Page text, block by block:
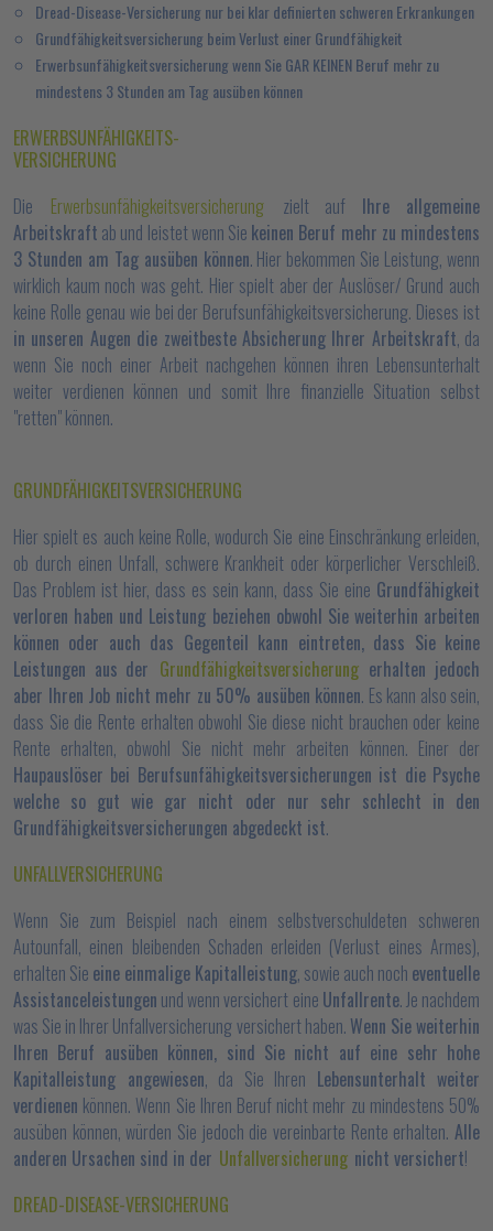
Dread-Disease-Versicherung nur bei klar definierten schweren Erkrankungen
Grundfähigkeitsversicherung beim Verlust einer Grundfähigkeit
Erwerbsunfähigkeitsversicherung wenn Sie GAR KEINEN Beruf mehr zu
mindestens 3 Stunden am Tag ausüben können
ERWERBSUNFÄHIGKEITS-
VERSICHERUNG
Die
Erwerbsunfähigkeitsversicherung zielt auf Ihre allgemeine
Arbeitskraft ab und leistet wenn Sie keinen Beruf mehr zu mindestens
3 Stunden am Tag ausüben können. Hier bekommen Sie Leistung, wenn
wirklich kaum noch was geht. Hier spielt aber der Auslöser/ Grund auch
keine Rolle genau wie bei der Berufsunfähigkeitsversicherung. Dieses ist
in unseren Augen die zweitbeste Absicherung Ihrer Arbeitskraft, da
wenn Sie noch einer Arbeit nachgehen können ihren Lebensunterhalt
weiter verdienen können und somit Ihre finanzielle Situation selbst
"retten" können.
GRUNDFÄHIGKEITSVERSICHERUNG
Hier spielt es auch keine Rolle, wodurch Sie eine Einschränkung erleiden,
ob durch einen Unfall, schwere Krankheit oder körperlicher Verschleiß.
Das Problem ist hier, dass es sein kann, dass Sie eine Grundfähigkeit
verloren haben und Leistung beziehen obwohl Sie weiterhin arbeiten
können oder auch das Gegenteil kann eintreten, dass Sie keine
Leistungen aus der Grundfähigkeitsversicherung erhalten jedoch
aber Ihren Job nicht mehr zu 50% ausüben können. Es kann also sein,
dass Sie die Rente erhalten obwohl Sie diese nicht brauchen oder keine
Rente erhalten, obwohl Sie nicht mehr arbeiten können. Einer der
Haupauslöser bei Berufsunfähigkeitsversicherungen ist die Psyche
welche so gut wie gar nicht oder nur sehr schlecht in den
Grundfähigkeitsversicherungen abgedeckt ist.
UNFALLVERSICHERUNG
Wenn Sie zum Beispiel nach einem selbstverschuldeten schweren
Autounfall, einen bleibenden Schaden erleiden (Verlust eines Armes),
erhalten Sie eine einmalige Kapitalleistung, sowie auch noch eventuelle
Assistanceleistungen und wenn versichert eine Unfallrente. Je nachdem
was Sie in Ihrer Unfallversicherung versichert haben. Wenn Sie weiterhin
Ihren Beruf ausüben können, sind Sie nicht auf eine sehr hohe
Kapitalleistung angewiesen, da Sie Ihren Lebensunterhalt weiter
verdienen können. Wenn Sie Ihren Beruf nicht mehr zu mindestens 50%
ausüben können, würden Sie jedoch die vereinbarte Rente erhalten. Alle
anderen Ursachen sind in der Unfallversicherung nicht versichert!
DREAD-DISEASE-VERSICHERUNG